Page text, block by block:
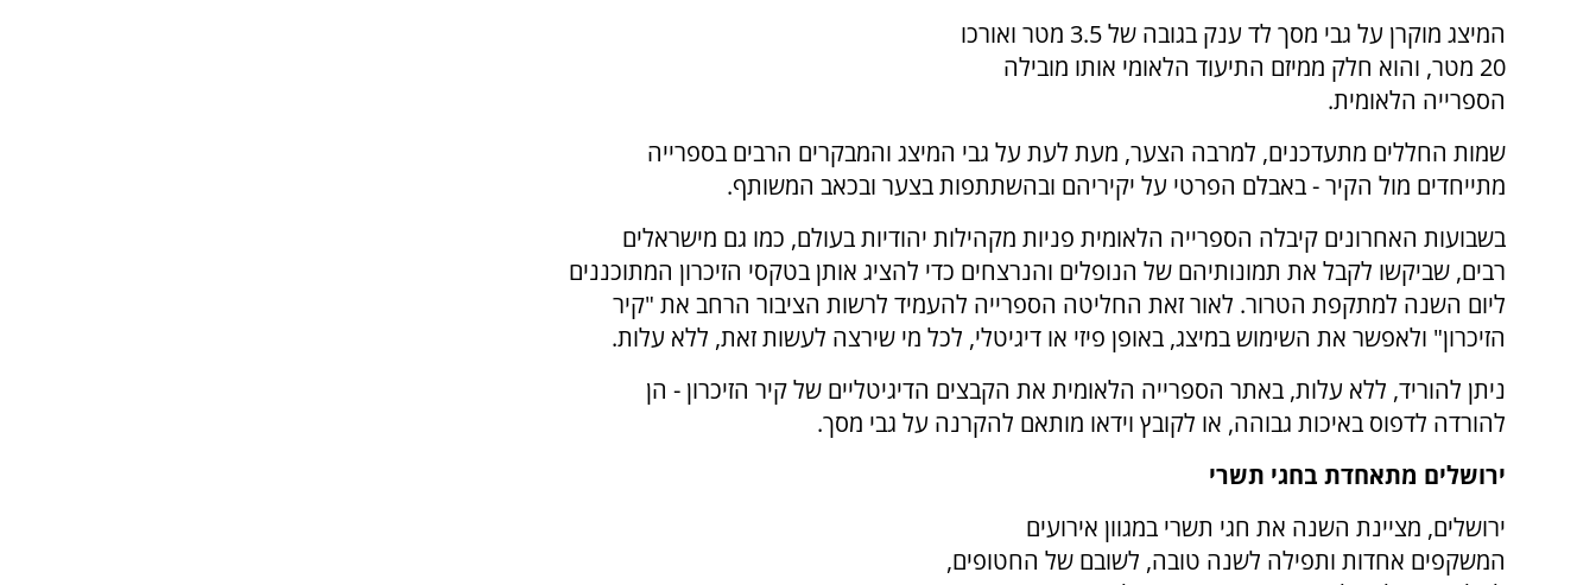
המיצג מוקרן על גבי מסך לד ענק בגובה של 3.5 מטר ואורכו
20 מטר, והוא חלק ממיזם התיעוד הלאומי אותו מובילה
הספרייה הלאומית.
שמות החללים מתעדכנים, למרבה הצער, מעת לעת על גבי המיצג והמבקרים הרבים בספרייה
מתייחדים מול הקיר - באבלם הפרטי על יקיריהם ובהשתתפות בצער ובכאב המשותף.
בשבועות האחרונים קיבלה הספרייה הלאומית פניות מקהילות יהודיות בעולם, כמו גם מישראלים
רבים, שביקשו לקבל את תמונותיהם של הנופלים והנרצחים כדי להציג אותן בטקסי הזיכרון המתוכננים
ליום השנה למתקפת הטרור. לאור זאת החליטה הספרייה להעמיד לרשות הציבור הרחב את "קיר
הזיכרון" ולאפשר את השימוש במיצג, באופן פיזי או דיגיטלי, לכל מי שירצה לעשות זאת, ללא עלות.
ניתן להוריד, ללא עלות, באתר הספרייה הלאומית את הקבצים הדיגיטליים של קיר הזיכרון - הן
להורדה לדפוס באיכות גבוהה, או לקובץ וידאו מותאם להקרנה על גבי מסך.
ירושלים מתאחדת בחגי תשרי
ירושלים, מציינת השנה את חגי תשרי במגוון אירועים
המשקפים אחדות ותפילה לשנה טובה, לשובם של החטופים,